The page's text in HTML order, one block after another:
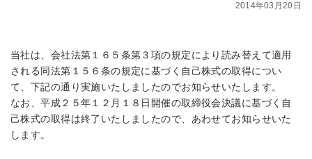
2014年03月20日
当社は、会社法第１６５条第３項の規定により読み替えて適用
される同法第１５６条の規定に基づく自己株式の取得につい
て、下記の通り実施いたしましたのでお知らせいたします。
なお、平成２５年１２月１８日開催の取締役会決議に基づく自
己株式の取得は終了いたしましたので、あわせてお知らせいた
します。